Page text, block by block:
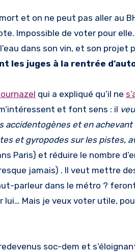
et on ne peut pas aller au
Impossible de voter pour
dans son vin, et son projet
les juges à la rentrée
qui a expliqué qu’il ne
et font sens : il
et en achevant
et gyropodes sur les pistes,
Paris) et réduire le nombre
jamais) . Il veut mettre
parleur dans le métro ?
Mais je veux voter utile,
soc-dem et